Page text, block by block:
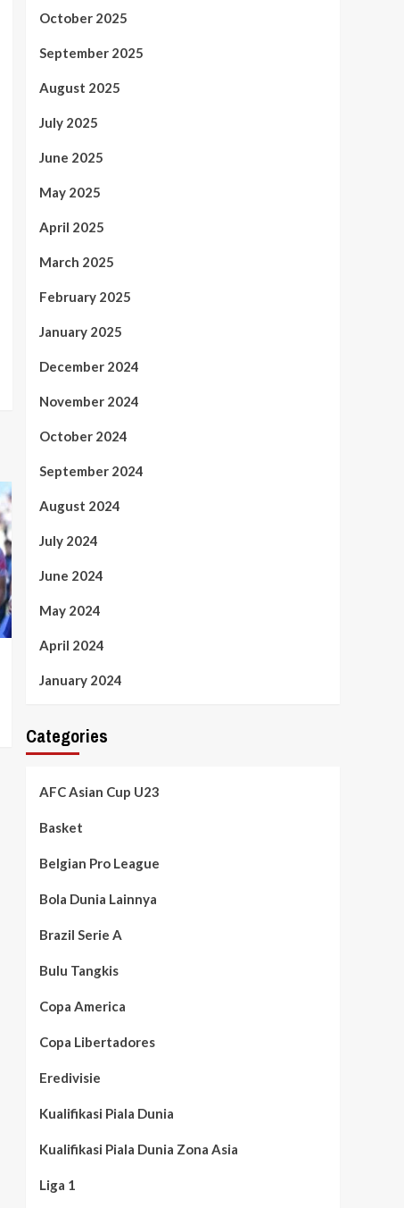
October 2025
September 2025
August 2025
July 2025
June 2025
May 2025
April 2025
March 2025
February 2025
January 2025
December 2024
November 2024
October 2024
September 2024
August 2024
July 2024
June 2024
May 2024
April 2024
January 2024
Categories
AFC Asian Cup U23
Basket
Belgian Pro League
Bola Dunia Lainnya
Brazil Serie A
Bulu Tangkis
Copa America
Copa Libertadores
Eredivisie
Kualifikasi Piala Dunia
Kualifikasi Piala Dunia Zona Asia
Liga 1